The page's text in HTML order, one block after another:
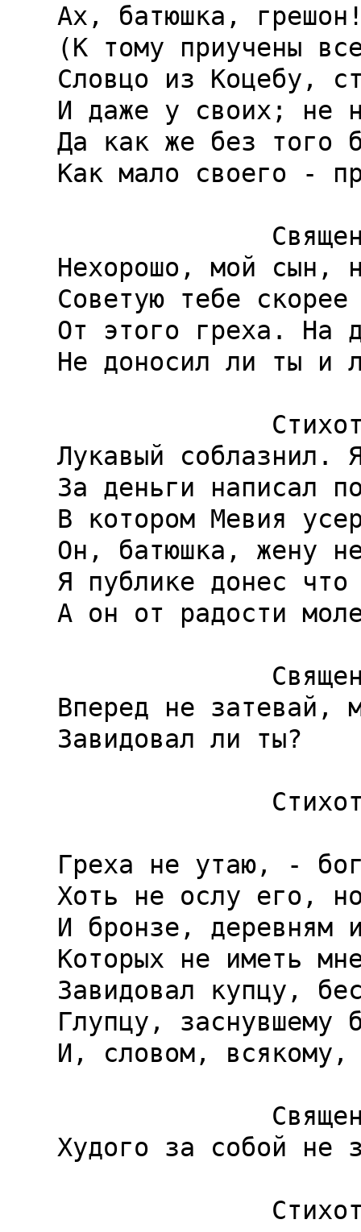
Ах, батюшка,
(К тому приучены
Словцо из Коцебу,
И даже у своих; не
Да как же без того
Как мало своего -
Нехорошо, мой сын,
Советую тебе скорее
От этого греха. На
Не доносил ли ты и
Лукавый соблазнил.
За деньги написал
В котором Мевия
Он, батюшка, жену
Я публике донес
А он от радости
Вперед не затевай,
Завидовал ли ты?
Греха не утаю, -
Хоть не ослу его,
И бронзе, деревням
Которых не иметь
Завидовал купцу,
Глупцу, заснувшему
И, словом, всякому,
Худого за собой не